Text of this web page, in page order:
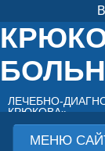
ЛЕЧЕБНО-
КРЮКОВА»
МЕНЮ